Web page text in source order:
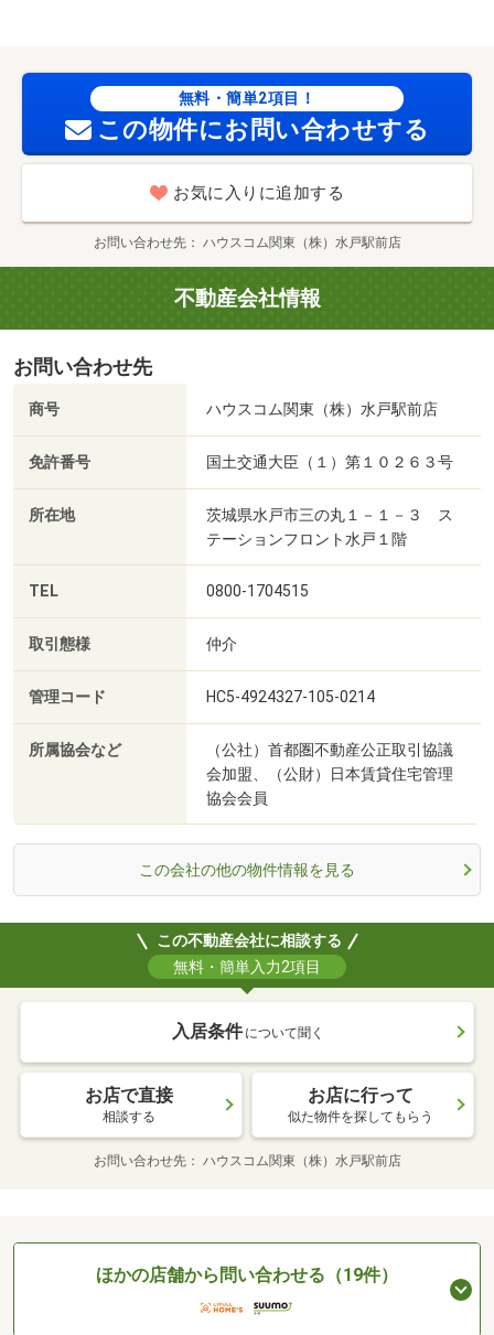
ァミリーマート 水戸加倉井店（コンビニ）まで９９５ｍ
／ヨークベニマル双葉台店（スーパー）まで１９１１ｍ／
ドラッグストア マツモトキヨシ 水戸双葉台店（ドラッ
グストア）まで１８８４ｍ/賃貸戸数:10戸
無料・簡単2項目！
この物件にお問い合わせする
お気に入りに追加する
お問い合わせ先 ハウスコム関東（株）水戸駅前店
不動産会社情報
お問い合わせ先
商号 ハウスコム関東（株）水戸駅前店
免許番号 国土交通大臣（１）第１０２６３号
所在地
茨城県水戸市三の丸１－１－３ ス
テーションフロント水戸１階
TEL 0800-1704515
取引態様 仲介
管理コード HC5-4924327-105-0214
所属協会など
（公社）首都圏不動産公正取引協議
会加盟、（公財）日本賃貸住宅管理
協会会員
この会社の他の物件情報を見る
この不動産会社に相談する
無料・簡単入力2項目
入居条件 について聞く
お店で直接
相談する
お店に行って
似た物件を探してもらう
お問い合わせ先 ハウスコム関東（株）水戸駅前店
ほかの店舗から問い合わせる（19件）